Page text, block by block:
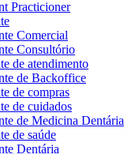
Practicioner
Comercial
Consultório
de atendimento
de Backoffice
de compras
de cuidados
de Medicina Dentária
de saúde
Dentária